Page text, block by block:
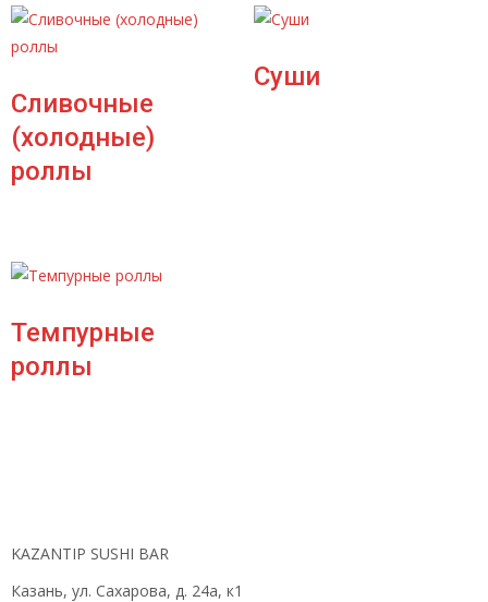
Сливочные
(холодные)
роллы
Суши
Темпурные
роллы
KAZANTIP SUSHI BAR
Казань, ул. Сахарова, д. 24а, к1